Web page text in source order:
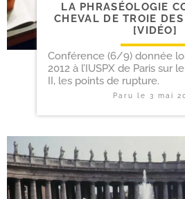
LA PHRASÉOLOGIE
CHEVAL DE TROIE
[VIDÉO]
Conférence (6/9) donnée
2012 à l’IUSPX de Paris sur
II, les points de rupture.
Paru le 3 mai